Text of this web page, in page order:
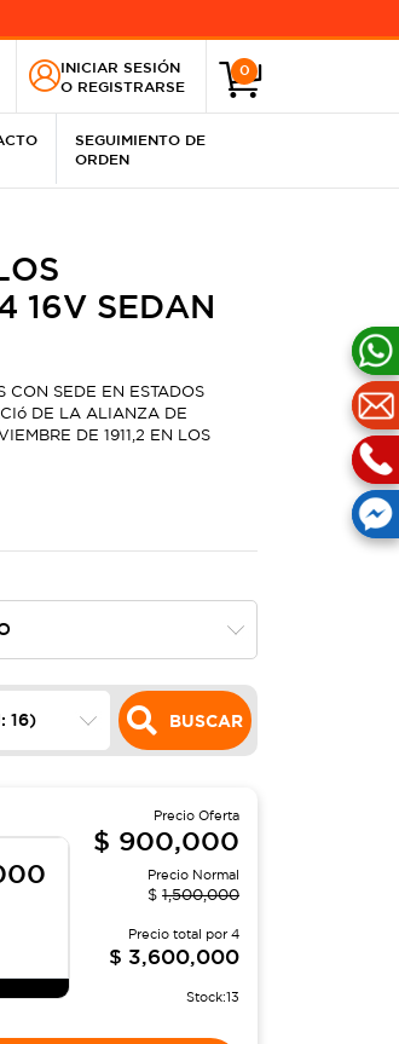
INICIAR SESIÓN
O REGISTRARSE
0
SEGUIMIENTO DE
ORDEN
16V SEDAN
SEDE EN ESTADOS
DE LA ALIANZA DE
DE 1911,2​ EN LOS
BUSCAR
Precio Oferta
$ 900,000
Precio Normal
$ 1,500,000
Precio total por4
$ 3,600,000
Stock:13